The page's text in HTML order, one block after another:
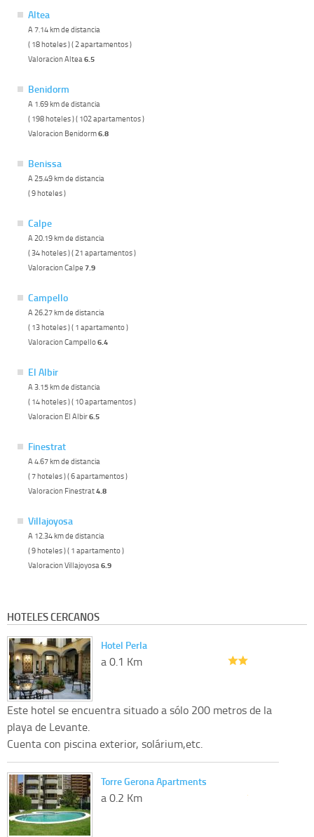
Altea
A 7.14 km de distancia
( 18 hoteles ) ( 2 apartamentos )
Valoracion Altea 6.5
Benidorm
A 1.69 km de distancia
( 198 hoteles ) ( 102 apartamentos )
Valoracion Benidorm6.8
Benissa
A 25.49 km de distancia
( 9 hoteles )
Calpe
A 20.19 km de distancia
( 34 hoteles ) ( 21 apartamentos )
Valoracion Calpe 7.9
Campello
A 26.27 km de distancia
( 13 hoteles ) ( 1 apartamento )
Valoracion Campello6.4
El Albir
A 3.15 km de distancia
( 14 hoteles ) ( 10 apartamentos )
Valoracion El Albir6.5
Finestrat
A 4.67 km de distancia
( 7 hoteles ) ( 6 apartamentos )
Valoracion Finestrat4.8
Villajoyosa
A 12.34 km de distancia
( 9 hoteles ) ( 1 apartamento )
Valoracion Villajoyosa 6.9
HOTELES CERCANOS
Hotel Perla
a 0.1 Km
Este hotel se encuentra situado a sólo 200 metros de la
playa de Levante.
Cuenta con piscina exterior, solárium,etc.
Torre Gerona Apartments
a 0.2 Km